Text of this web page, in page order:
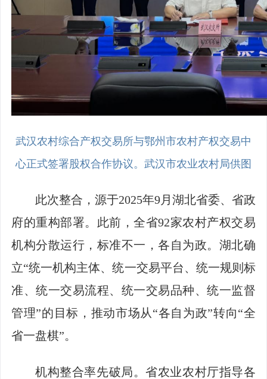
武汉农村综合产权交易所与鄂州市农村产权交易中
心正式签署股权合作协议。武汉市农业农村局供图
此次整合，源于2025年9月湖北省委、省政
府的重构部署。此前，全省92家农村产权交易
机构分散运行，标准不一，各自为政。湖北确
立“统一机构主体、统一交易平台、统一规则标
准、统一交易流程、统一交易品种、统一监督
管理”的目标，推动市场从“各自为政”转向“全
省一盘棋”。
机构整合率先破局。省农业农村厅指导各